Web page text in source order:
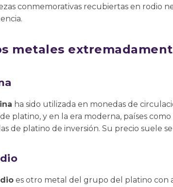
conmemorativas recubiertas en rodio
metales
ha sido utilizada en monedas de
platino, y en la era moderna, países
de platino de inversión. Su precio suele
es otro metal del grupo del platino con